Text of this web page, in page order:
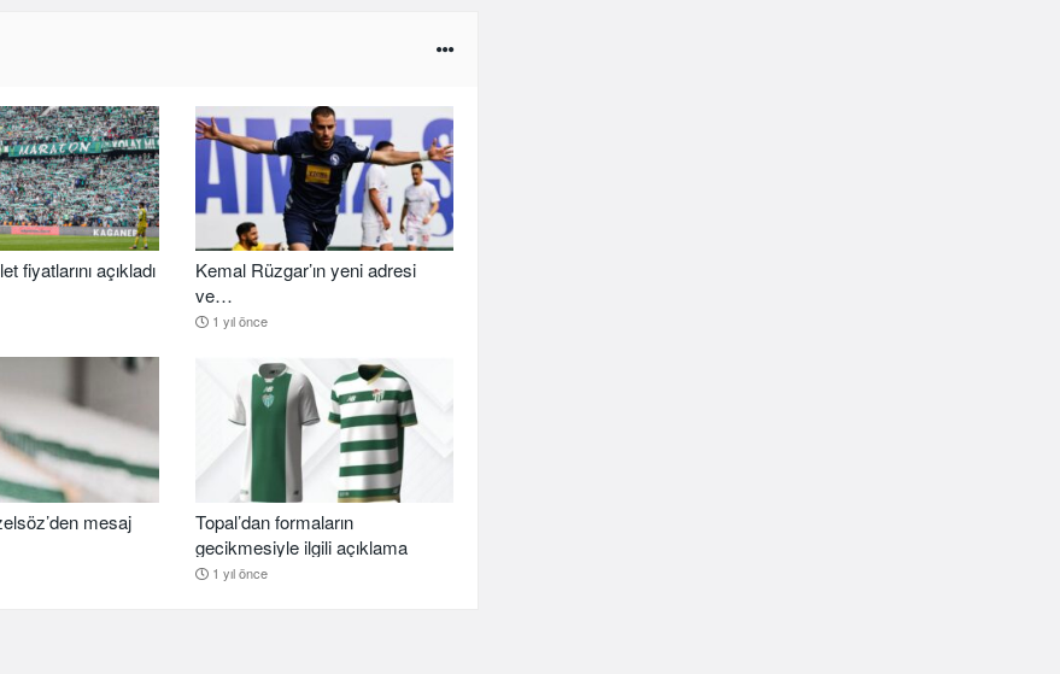
fiyatlarını açıkladı
Kemal Rüzgar’ın yeni adresi
ve…
1 yıl önce
mesaj
Topal’dan formaların
gecikmesiyle ilgili açıklama
1 yıl önce